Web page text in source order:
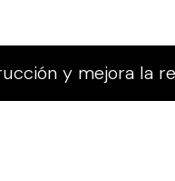
y mejora la